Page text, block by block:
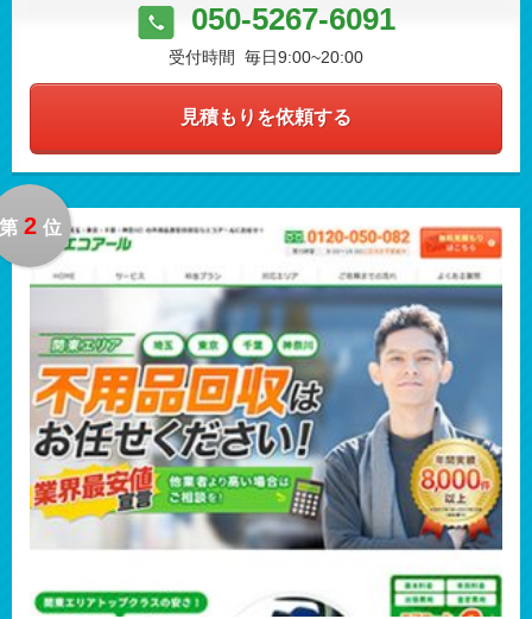
050-5267-6091
受付時間 毎日9:00~20:00
見積もりを依頼する
2 位